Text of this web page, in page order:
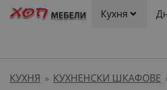
Кухня
КУХНЯ » КУХНЕНСКИ ШКАФОВЕ